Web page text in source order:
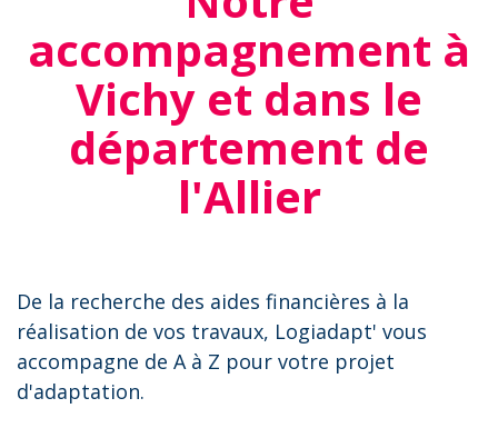
accompagnement à
Vichy et dans le
département de
l'Allier
De la recherche des aides financières à la
réalisation de vos travaux, Logiadapt' vous
accompagne de A à Z pour votre projet
d'adaptation.